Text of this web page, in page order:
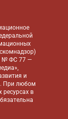
№ ФС 77 —
и
При любом
в